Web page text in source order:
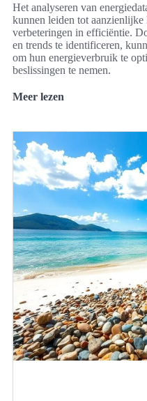
Het analyseren van
kunnen leiden tot aanzienlijke
verbeteringen in efficiëntie.
en trends te identificeren,
om hun energieverbruik te
beslissingen te nemen.
Meer lezen